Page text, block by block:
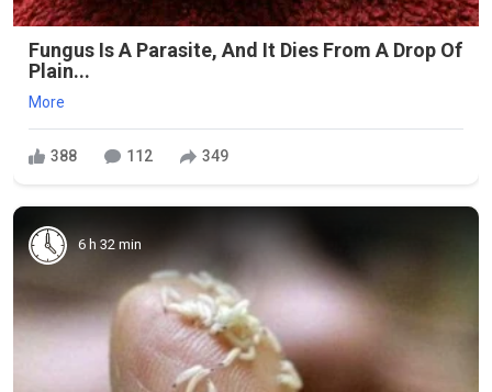
Fungus Is A Parasite, And It Dies From A Drop Of
Plain...
More
388 112 349
6 h 32 min